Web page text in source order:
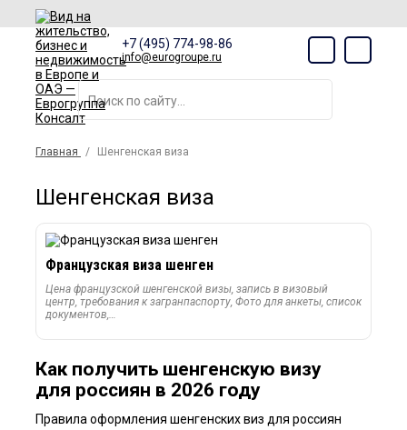
+7 (495) 774-98-86
info@eurogroupe.ru
Главная Шенгенская виза
Шенгенская виза
Французская виза шенген
Цена французской шенгенской визы, запись в визовый
центр, требования к загранпаспорту, Фото для анкеты, список
документов,…
Как получить шенгенскую визу
для россиян в 2026 году
Правила оформления шенгенских виз для россиян